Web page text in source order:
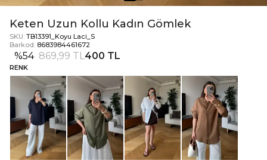
Keten Uzun Kollu Kadın Gömlek
SKU: TB13391_Koyu Laci_S
Barkod: 8683984461672
%54 869,99 TL400 TL
RENK